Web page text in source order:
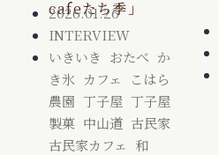
cafeたち季」
2026.01.26
INTERVIEW
いきいき おたべ か
き氷 カフェ
こはら
農園 丁子屋 丁子屋
製菓 中山道, 古民家
古民家カフェ 和